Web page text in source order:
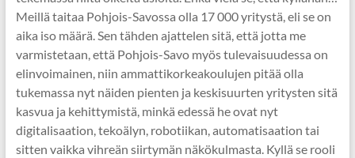
Meillä taitaa Pohjois-Savossa olla 17 000 yritystä, eli se on
aika iso määrä. Sen tähden ajattelen sitä, että jotta me
varmistetaan, että Pohjois-Savo myös tulevaisuudessa on
elinvoimainen, niin ammattikorkeakoulujen pitää olla
tukemassa nyt näiden pienten ja keskisuurten yritysten sitä
kasvua ja kehittymistä, minkä edessä he ovat nyt
digitalisaation, tekoälyn, robotiikan, automatisaation tai
sitten vaikka vihreän siirtymän näkökulmasta. Kyllä se rooli